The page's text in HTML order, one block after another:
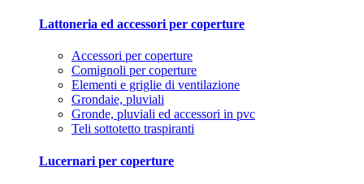
Lattoneria ed accessori per coperture
Accessori per coperture
Comignoli per coperture
Elementi e griglie di ventilazione
Grondaie, pluviali
Gronde, pluviali ed accessori in pvc
Teli sottotetto traspiranti
Lucernari per coperture